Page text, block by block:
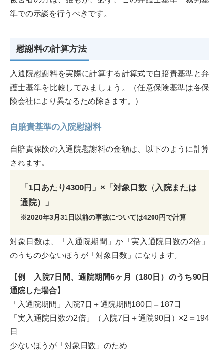
準での示談を行うべきです。
慰謝料の計算方法
入通院慰謝料を実際に計算する計算式で自賠責基準と弁
護士基準を比較してみましょう。（任意保険基準は各保
険会社により異なるため除きます。）
自賠責基準の入院慰謝料
自賠責保険の入通院慰謝料の金額は、以下のように計算
されます。
「1日あたり4300円」×「対象日数（入院または
通院）」
※2020年3月31日以前の事故については4200円で計算
対象日数は、「入通院期間」か「実入通院日数の2倍」
のうちの少ないほうが「対象日数」になります。
【例 入院7日間、通院期間6ヶ月（180日）のうち90日
通院した場合】
「入通院期間」入院7日＋通院期間180日＝187日
「実入通院日数の2倍」（入院7日＋通院90日）×2＝194
日
少ないほうが「対象日数」のため